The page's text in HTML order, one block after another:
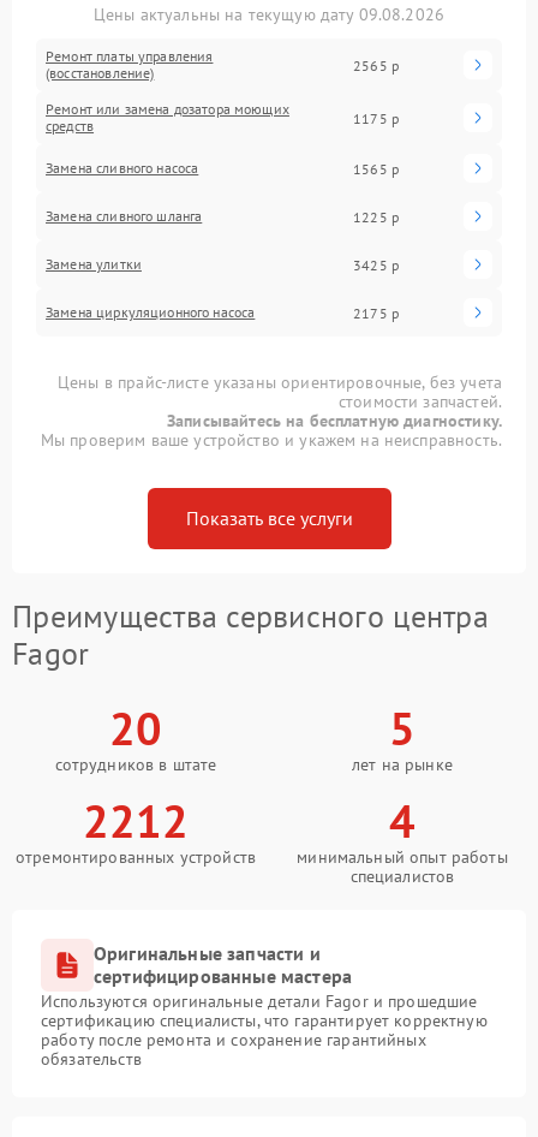
Цены актуальны на текущую дату 09.08.2026
Ремонт платы управления
(восстановление)
2565 р
Ремонт или замена дозатора моющих
средств
1175 р
Замена сливного насоса 1565 р
Замена сливного шланга 1225 р
Замена улитки 3425 р
Замена циркуляционного насоса 2175 р
Цены в прайс-листе указаны ориентировочные, без учета
стоимости запчастей.
Записывайтесь на бесплатную диагностику.
Мы проверим ваше устройство и укажем на неисправность.
Показать все услуги
Преимущества сервисного центра
Fagor
20
сотрудников в штате
5
лет на рынке
2212
отремонтированных устройств
4
минимальный опыт работы
специалистов
Оригинальные запчасти и
сертифицированные мастера
Используются оригинальные детали Fagor и прошедшие
сертификацию специалисты, что гарантирует корректную
работу после ремонта и сохранение гарантийных
обязательств